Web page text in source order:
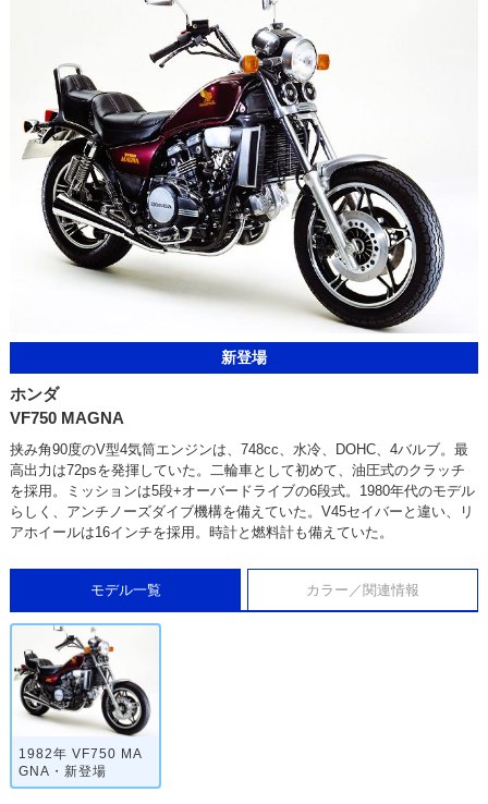
新登場
ホンダ
VF750 MAGNA
挟み角90度のV型4気筒エンジンは、748cc、水冷、DOHC、4バルブ。最
高出力は72psを発揮していた。二輪車として初めて、油圧式のクラッチ
を採用。ミッションは5段+オーバードライブの6段式。1980年代のモデル
らしく、アンチノーズダイブ機構を備えていた。V45セイバーと違い、リ
アホイールは16インチを採用。時計と燃料計も備えていた。
モデル一覧 カラー／関連情報
1982年 VF750 MA
GNA・新登場